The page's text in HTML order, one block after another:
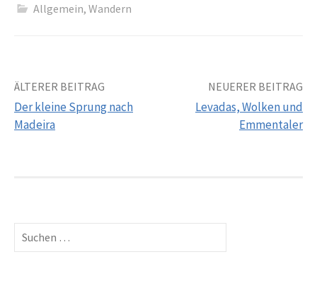
Allgemein, Wandern
Beitrags-
Navigation
ÄLTERER BEITRAG
Der kleine Sprung nach
Madeira
NEUERER BEITRAG
Levadas, Wolken und
Emmentaler
Suchen
nach: